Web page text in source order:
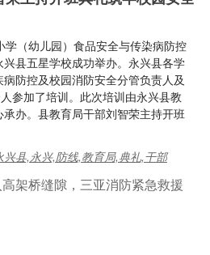
（幼儿园）食品安全与传染病防控
县五星学校成功举办。永兴县各学
防控及校园消防安全分管负责人及
参加了培训。此次培训由永兴县教
办。县教育局干部刘智荣主持开班
兴县,永兴,防线,教育局,典礼,干部